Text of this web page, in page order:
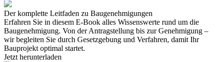
Der komplette Leitfaden zu Baugenehmigungen
Erfahren Sie in diesem E-Book alles Wissenswerte rund um die
Baugenehmigung. Von der Antragstellung bis zur Genehmigung –
wir begleiten Sie durch Gesetzgebung und Verfahren, damit Ihr
Bauprojekt optimal startet.
Jetzt herunterladen